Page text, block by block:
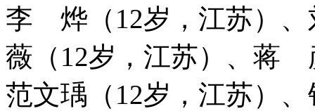
李 烨（12岁，江苏）
薇（12岁，江苏）、蒋
范文瑀（12岁，江苏）